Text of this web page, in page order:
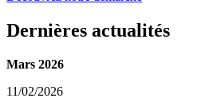
Dernières actualités
Mars 2026
11/02/2026